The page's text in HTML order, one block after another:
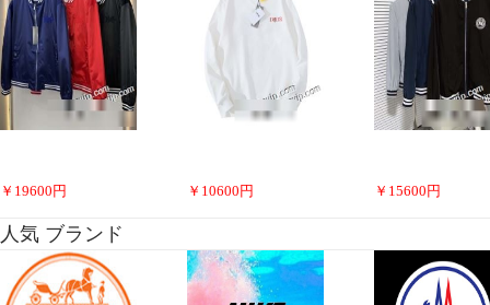
￥ 19600 円 ￥ 10600 円 ￥ 15600 円
人気 ブランド